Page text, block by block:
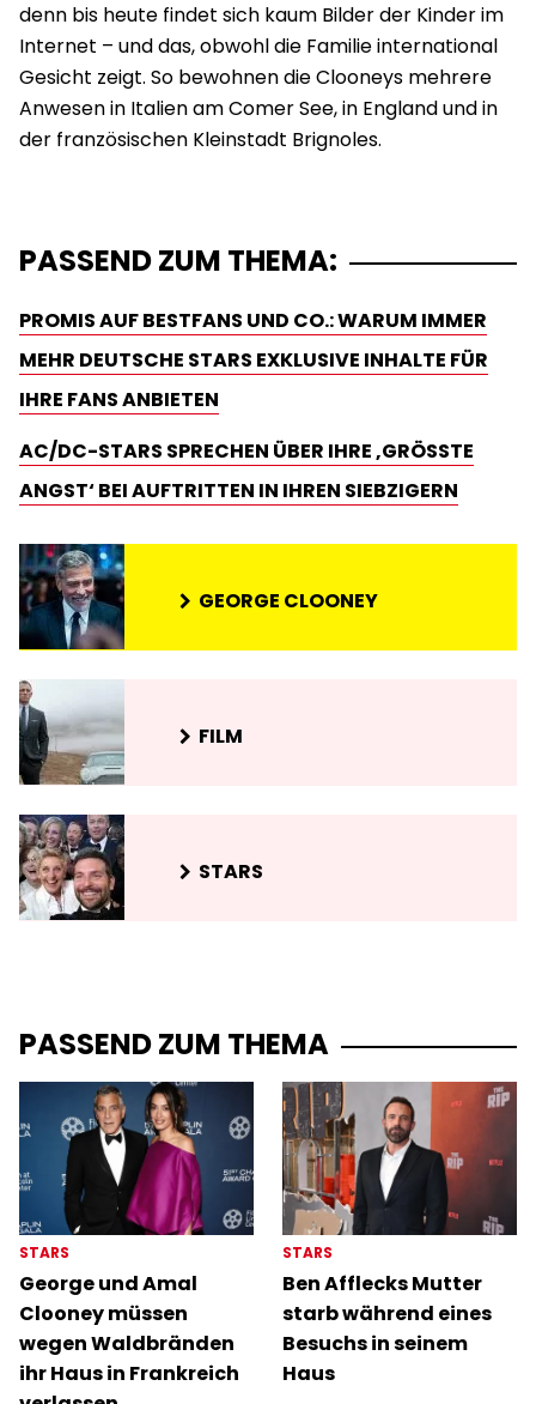
denn bis heute findet sich kaum Bilder der Kinder im
Internet – und das, obwohl die Familie international
Gesicht zeigt. So bewohnen die Clooneys mehrere
Anwesen in Italien am Comer See, in England und in
der französischen Kleinstadt Brignoles.
PASSEND ZUM THEMA:
PROMIS AUF BESTFANS UND CO.: WARUM IMMER
MEHR DEUTSCHE STARS EXKLUSIVE INHALTE FÜR
IHRE FANS ANBIETEN
AC/DC-STARS SPRECHEN ÜBER IHRE ‚GRÖSSTE A
NGST‘ BEI AUFTRITTEN IN IHREN SIEBZIGERN
GEORGE CLOONEY
FILM
STARS
PASSEND ZUM THEMA
STARS
George und Amal
Clooney müssen
wegen Waldbränden
ihr Haus in Frankreich
STARS
Ben Afflecks Mutter
starb während eines
Besuchs in seinem
Haus